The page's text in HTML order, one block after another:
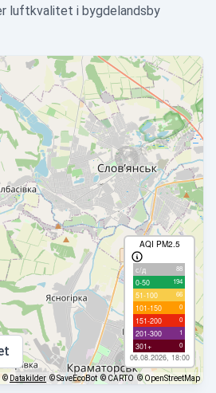
luftkvalitet i bygdelandsby
AQI PM2.5
с/д 88
0-50 194
51-100 66
101-150 0
151-200 0
201-300 1
301+ 0
06.08.2026, 18:00
© Datakilder © SaveEcoBot © CARTO © OpenStreetMap